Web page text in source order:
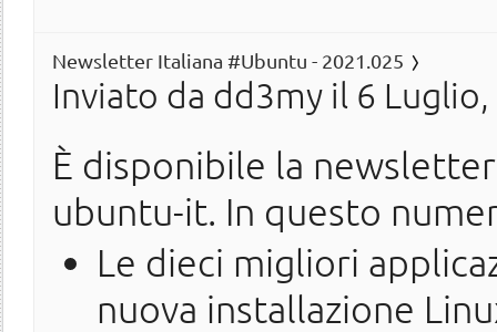
Newsletter Italiana #Ubuntu - 2021.025
Inviato da dd3my il 6
È disponibile la
ubuntu-it. In questo
Le dieci migliori
nuova installazione